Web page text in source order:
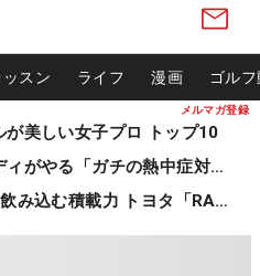
メルマガ登録
ッスン ライフ 漫画 ゴル
が美しい女子プロ トップ10
女子プロやキャディがやる「ガチの熱中症対策」
ゴルフバッグ4本飲み込む積載力 トヨタ「RAV4」